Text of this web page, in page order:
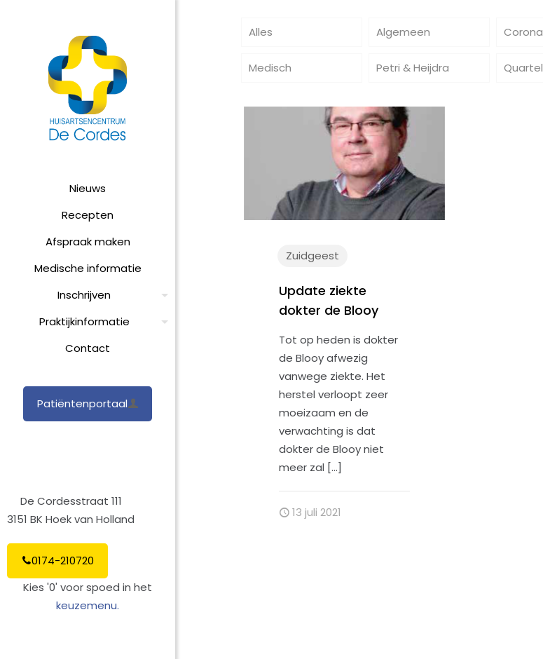
Nieuws
Recepten
Afspraak maken
Medische informatie
Inschrijven
Praktijkinformatie
Contact
Patiëntenportaal
De Cordesstraat 111
3151 BK Hoek van Holland
0174-210720
Kies '0' voor spoed in het
keuzemenu.
Alles Algemeen Corona
Medisch Petri & Heijdra Quartel
Zuidgeest
Update ziekte
dokter de Blooy
Tot op heden is dokter
de Blooy afwezig
vanwege ziekte. Het
herstel verloopt zeer
moeizaam en de
verwachting is dat
dokter de Blooy niet
meer zal […]
13 juli 2021